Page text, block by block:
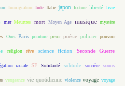
Immigration Inde Italie japon lecture liberté livre
mer Meurtres mort Moyen Age musique mystère
Ours Paris peinture peur poésie policier pouvoir
religion rêve science fiction Seconde Guerre
raciale SF Solidarité solitude sorcière souris
vengeance vie quotidienne violence voyage voyage